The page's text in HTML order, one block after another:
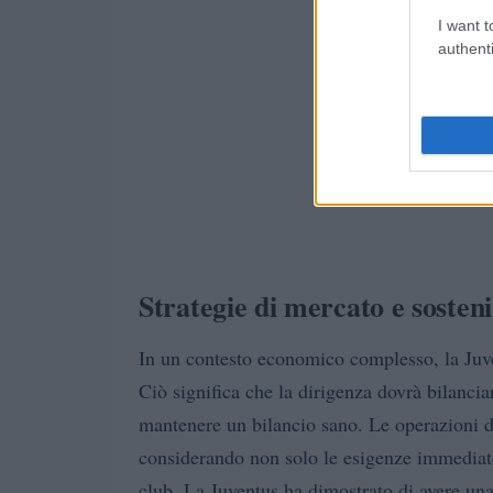
I want
Strategie di mercato e
In un contesto economico complesso, la
Ciò significa che la dirigenza dovrà
mantenere un bilancio sano. Le operazioni
considerando non solo le esigenze